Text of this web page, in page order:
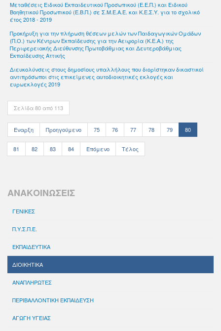
Μεταθέσεις Ειδικού Εκπαιδευτικού Προσωπικού (Ε.Ε.Π.) και Ειδικού
Βοηθητικού Προσωπικού (Ε.Β.Π.) σε Σ.Μ.Ε.Α.Ε. και Κ.Ε.Σ.Υ. για το σχολικό
έτος 2018 - 2019
Προκήρυξη για την πλήρωση θέσεων μελών των Παιδαγωγικών Ομάδων
(Π.Ο.) των Κέντρων Εκπαίδευσης για την Αειφορία (Κ.Ε.Α.) της
Περιφερειακής Διεύθυνσης Πρωτοβάθμιας και Δευτεροβάθμιας
Εκπαίδευσης Αττικής
Διευκολύνσεις στους δημοσίους υπαλλήλους που διορίστηκαν δικαστικοί
αντιπρόσωποι στις επικείμενες αυτοδιοικητικές εκλογές και
ευρωεκλογές 2019
Σελίδα 80 από 113
Έναρξη Προηγούμενο 75 76 77 78 79 80
81 82 83 84 Επόμενο Τέλος
ΑΝΑΚΟΙΝΩΣΕΙΣ
ΓΕΝΙΚΕΣ
Π.Υ.Σ.Π.Ε.
ΕΚΠΑΙΔΕΥΤΙΚΑ
ΔΙΟΙΚΗΤΙΚΑ
ΑΝΑΠΛΗΡΩΤΕΣ
ΠΕΡΙΒΑΛΛΟΝΤΙΚΗ ΕΚΠΑΙΔΕΥΣΗ
ΑΓΩΓΗ ΥΓΕΙΑΣ